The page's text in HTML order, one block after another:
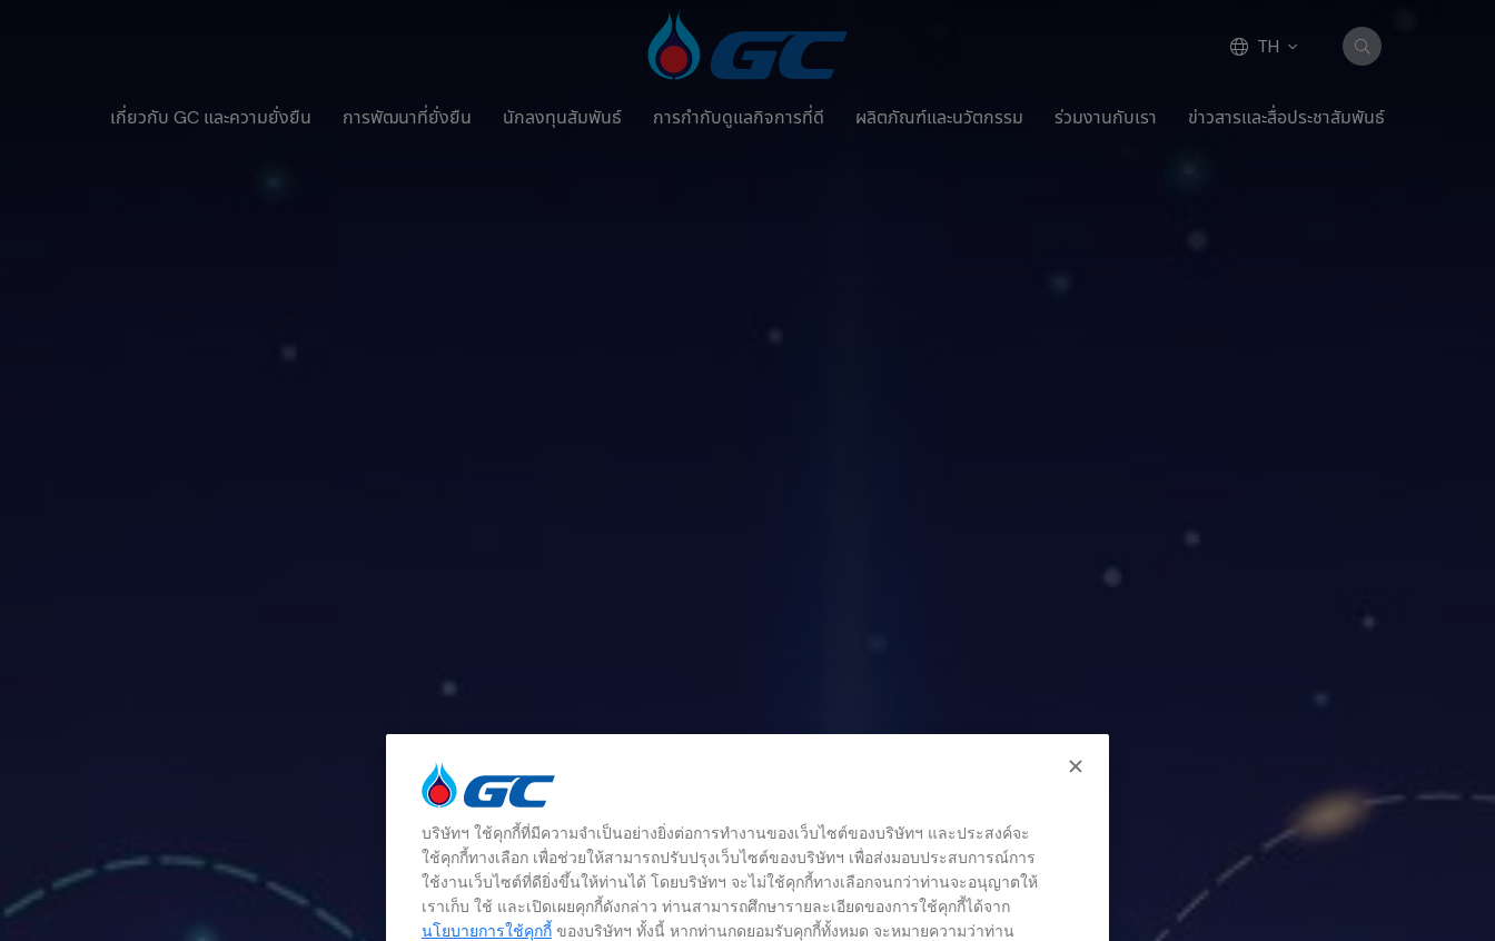
TH
เกี่ยวกับ GC และความยั่งยืน การพัฒนาที่ยั่งยืน นักลงทุนสัมพันธ์ การกำกับดูแลกิจการที่ดี ผลิตภัณฑ์และนวัตกรรม ร่วมงานกับเรา ข่าวสารและสื่อประชาสัมพันธ์
บริษัทฯ ใช้คุกกี้ที่มีความจำเป็นอย่างยิ่งต่อการทำงานของเว็บไซต์ของบริษัทฯ และประสงค์จะ
ใช้คุกกี้ทางเลือก เพื่อช่วยให้สามารถปรับปรุงเว็บไซต์ของบริษัทฯ เพื่อส่งมอบประสบการณ์การ
ใช้งานเว็บไซต์ที่ดียิ่งขึ้นให้ท่านได้ โดยบริษัทฯ จะไม่ใช้คุกกี้ทางเลือกจนกว่าท่านจะอนุญาตให้
เราเก็บ ใช้ และเปิดเผยคุกกี้ดังกล่าว ท่านสามารถศึกษารายละเอียดของการใช้คุกกี้ได้จาก
นโยบายการใช้คุกกี้ ของบริษัทฯ ทั้งนี้ หากท่านกดยอมรับคุกกี้ทั้งหมด จะหมายความว่าท่าน